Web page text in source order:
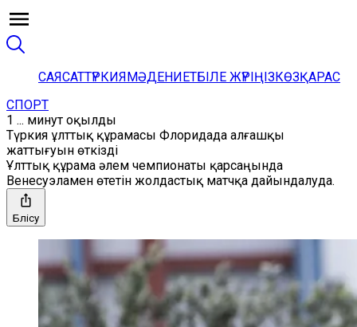
САЯСАТТҮРКИЯМӘДЕНИЕТБІЛЕ ЖҮРІҢІЗКӨЗҚАРАС
СПОРТ
1 ... минут оқылды
Түркия ұлттық құрамасы Флоридада алғашқы
жаттығуын өткізді
Ұлттық құрама әлем чемпионаты қарсаңында
Венесуэламен өтетін жолдастық матчқа дайындалуда.
Бөлісу